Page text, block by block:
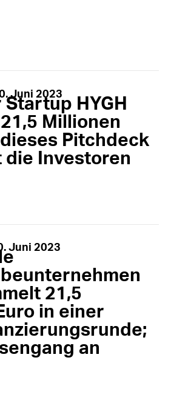
Juni 2023
HYGH
Millionen
dieses Pitchdeck
die Investoren
Juni 2023
21,5
in einer
an